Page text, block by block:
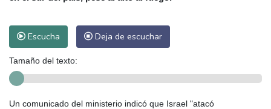
Escucha Deja de escuchar
Tamaño del texto:
Un comunicado del ministerio indicó que Israel "atacó